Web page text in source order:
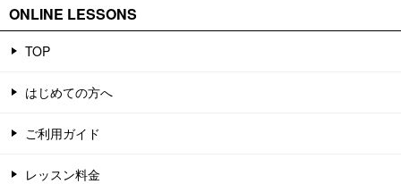
ONLINE LESSONS
TOP
はじめての方へ
ご利用ガイド
レッスン料金